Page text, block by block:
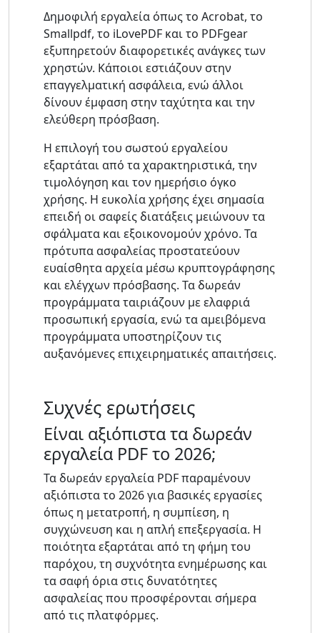
Δημοφιλή εργαλεία όπως το Acrobat, το
Smallpdf, το iLovePDF και το PDFgear
εξυπηρετούν διαφορετικές ανάγκες των
χρηστών. Κάποιοι εστιάζουν στην
επαγγελματική ασφάλεια, ενώ άλλοι
δίνουν έμφαση στην ταχύτητα και την
ελεύθερη πρόσβαση.
Η επιλογή του σωστού εργαλείου
εξαρτάται από τα χαρακτηριστικά, την
τιμολόγηση και τον ημερήσιο όγκο
χρήσης. Η ευκολία χρήσης έχει σημασία
επειδή οι σαφείς διατάξεις μειώνουν τα
σφάλματα και εξοικονομούν χρόνο. Τα
πρότυπα ασφαλείας προστατεύουν
ευαίσθητα αρχεία μέσω κρυπτογράφησης
και ελέγχων πρόσβασης. Τα δωρεάν
προγράμματα ταιριάζουν με ελαφριά
προσωπική εργασία, ενώ τα αμειβόμενα
προγράμματα υποστηρίζουν τις
αυξανόμενες επιχειρηματικές απαιτήσεις.
Συχνές ερωτήσεις
Είναι αξιόπιστα τα δωρεάν
εργαλεία PDF το 2026;
Τα δωρεάν εργαλεία PDF παραμένουν
αξιόπιστα το 2026 για βασικές εργασίες
όπως η μετατροπή, η συμπίεση, η
συγχώνευση και η απλή επεξεργασία. Η
ποιότητα εξαρτάται από τη φήμη του
παρόχου, τη συχνότητα ενημέρωσης και
τα σαφή όρια στις δυνατότητες
ασφαλείας που προσφέρονται σήμερα
από τις πλατφόρμες.